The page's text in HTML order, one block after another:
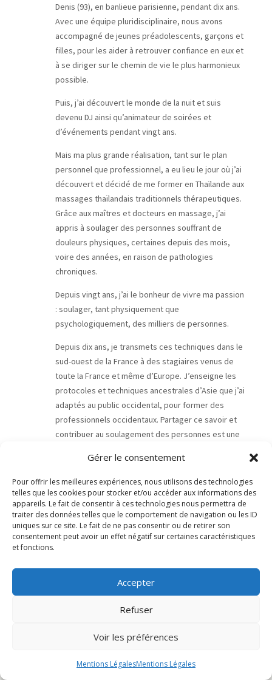
Gérer le consentement
Pour offrir les meilleures expériences, nous utilisons des technologies
telles que les cookies pour stocker et/ou accéder aux informations des
appareils. Le fait de consentir à ces technologies nous permettra de
traiter des données telles que le comportement de navigation ou les ID
uniques sur ce site. Le fait de ne pas consentir ou de retirer son
consentement peut avoir un effet négatif sur certaines caractéristiques
et fonctions.
Accepter
Refuser
Voir les préférences
Mentions LégalesMentions Légales
Denis (93), en banlieue parisienne, pendant dix ans.
Avec une équipe pluridisciplinaire, nous avons
accompagné de jeunes préadolescents, garçons et
filles, pour les aider à retrouver confiance en eux et
à se diriger sur le chemin de vie le plus harmonieux
possible.
Puis, j’ai découvert le monde de la nuit et suis
devenu DJ ainsi qu’animateur de soirées et
d’événements pendant vingt ans.
Mais ma plus grande réalisation, tant sur le plan
personnel que professionnel, a eu lieu le jour où j’ai
découvert et décidé de me former en Thaïlande aux
massages thaïlandais traditionnels thérapeutiques.
Grâce aux maîtres et docteurs en massage, j’ai
appris à soulager des personnes souffrant de
douleurs physiques, certaines depuis des mois,
voire des années, en raison de pathologies
chroniques.
Depuis vingt ans, j’ai le bonheur de vivre ma passion
: soulager, tant physiquement que
psychologiquement, des milliers de personnes.
Depuis dix ans, je transmets ces techniques dans le
sud-ouest de la France à des stagiaires venus de
toute la France et même d’Europe. J’enseigne les
protocoles et techniques ancestrales d’Asie que j’ai
adaptés au public occidental, pour former des
professionnels occidentaux. Partager ce savoir et
contribuer au soulagement des personnes est une
Prendre un rendez-vous